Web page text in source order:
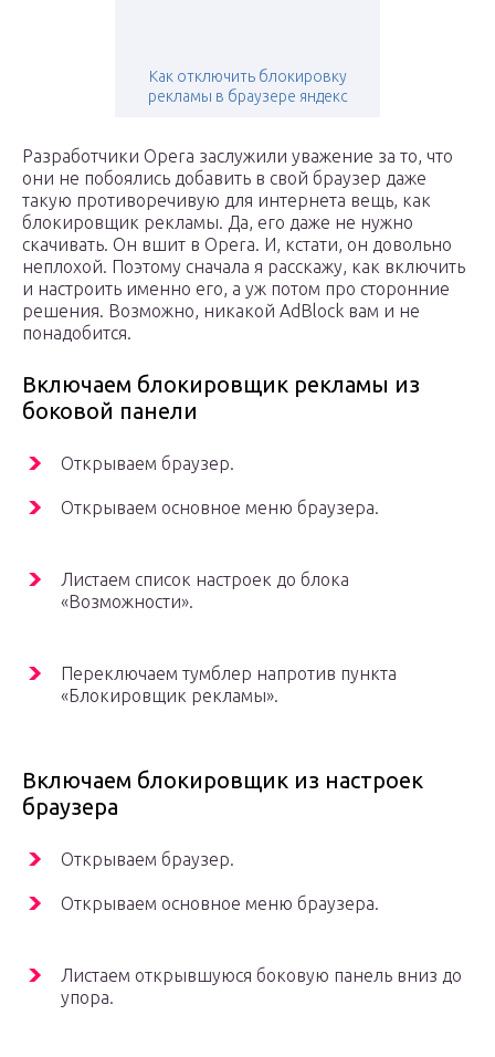
Как отключить блокировку
рекламы в браузере яндекс
Разработчики Opera заслужили уважение за то, что
они не побоялись добавить в свой браузер даже
такую противоречивую для интернета вещь, как
блокировщик рекламы. Да, его даже не нужно
скачивать. Он вшит в Opera. И, кстати, он довольно
неплохой. Поэтому сначала я расскажу, как включить
и настроить именно его, а уж потом про сторонние
решения. Возможно, никакой AdBlock вам и не
понадобится.
Включаем блокировщик рекламы из
боковой панели
Открываем браузер.
Открываем основное меню браузера.
Листаем список настроек до блока
«Возможности».
Переключаем тумблер напротив пункта
«Блокировщик рекламы».
Включаем блокировщик из настроек
браузера
Открываем браузер.
Открываем основное меню браузера.
Листаем открывшуюся боковую панель вниз до
упора.